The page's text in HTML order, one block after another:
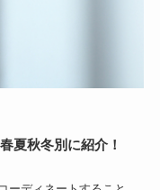
夏秋冬別に紹介！